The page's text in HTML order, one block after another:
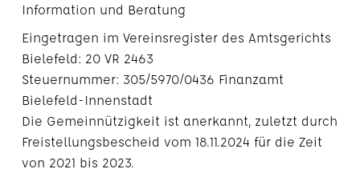
Information und Beratung
Eingetragen im Vereinsregister des Amtsgerichts
Bielefeld: 20 VR 2463
Steuernummer: 305/5970/0436 Finanzamt
Bielefeld-Innenstadt
Die Gemeinnützigkeit ist anerkannt, zuletzt durch
Freistellungsbescheid vom 18.11.2024 für die Zeit
von 2021 bis 2023.